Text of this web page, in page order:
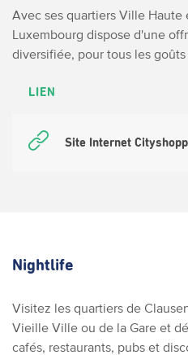
Avec ses quartiers Ville Haute
Luxembourg dispose d'une
diversifiée, pour tous les
LIEN
Site Internet
Nightlife
Visitez les quartiers de
Vieille Ville ou de la Gare et
cafés, restaurants, pubs et